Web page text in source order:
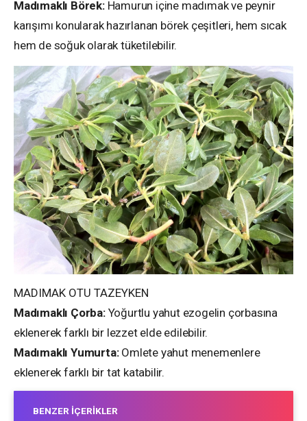
Madımaklı Börek: Hamurun içine madımak ve peynir
karışımı konularak hazırlanan börek çeşitleri, hem sıcak
hem de soğuk olarak tüketilebilir.
MADIMAK OTU TAZEYKEN
Madımaklı Çorba: Yoğurtlu yahut ezogelin çorbasına
eklenerek farklı bir lezzet elde edilebilir.
Madımaklı Yumurta: Omlete yahut menemenlere
eklenerek farklı bir tat katabilir.
BENZER İÇERIKLER